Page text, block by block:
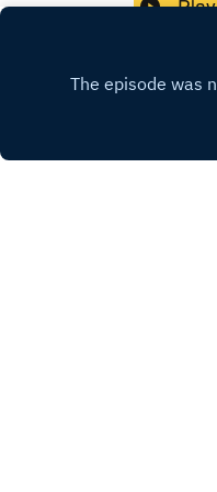
long de mon
aimé, laisse un
Play